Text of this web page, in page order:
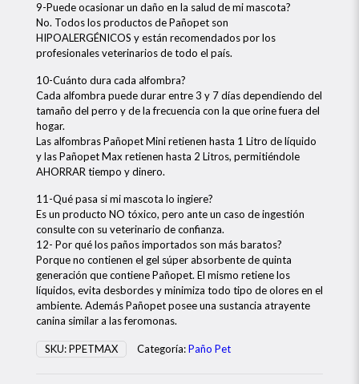
9-Puede ocasionar un daño en la salud de mi mascota?
No. Todos los productos de Pañopet son
HIPOALERGÉNICOS y están recomendados por los
profesionales veterinarios de todo el país.
10-Cuánto dura cada alfombra?
Cada alfombra puede durar entre 3 y 7 días dependiendo del
tamaño del perro y de la frecuencia con la que orine fuera del
hogar.
Las alfombras Pañopet Mini retienen hasta 1 Litro de líquido
y las Pañopet Max retienen hasta 2 Litros, permitiéndole
AHORRAR tiempo y dinero.
11-Qué pasa si mi mascota lo ingiere?
Es un producto NO tóxico, pero ante un caso de ingestión
consulte con su veterinario de confianza.
12- Por qué los paños importados son más baratos?
Porque no contienen el gel súper absorbente de quinta
generación que contiene Pañopet. El mismo retiene los
líquidos, evita desbordes y minimiza todo tipo de olores en el
ambiente. Además Pañopet posee una sustancia atrayente
canina similar a las feromonas.
SKU:PPETMAX Categoría:Paño Pet